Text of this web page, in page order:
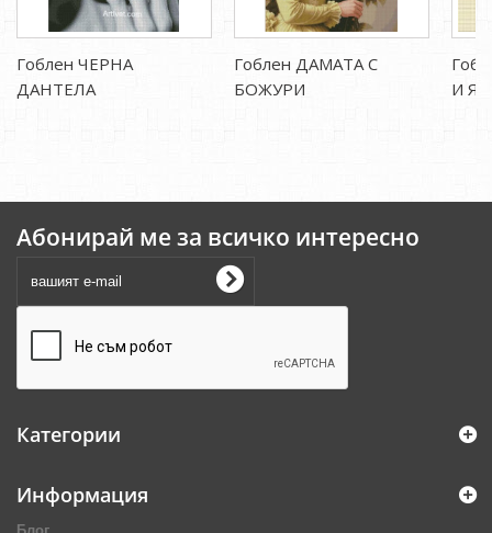
Гоблен ЧЕРНА
ДАНТЕЛА
Гоблен ДАМАТА С
БОЖУРИ
И
Абонирай ме за всичко интересно
Категории
Информация